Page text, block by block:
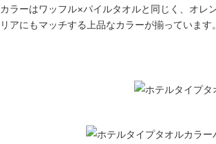
カラーはワッフル×パイルタオルと同じく、オレ
リアにもマッチする上品なカラーが揃っています。